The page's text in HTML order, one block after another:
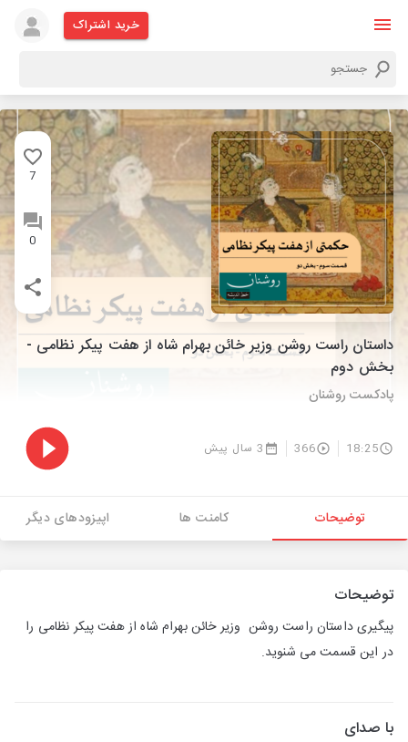
خرید اشتراک
7
0
داستان راست روشن وزیر خائن بهرام شاه از هفت پیکر نظامی -
بخش دوم
پادکست روشنان
18:25
366 3 سال پیش
توضیحات کامنت ها اپیزودهای دیگر
توضیحات
پیگیری داستان راست روشن وزیر خائن بهرام شاه از هفت پیکر نظامی را
در این قسمت می شنوید.
با صدای